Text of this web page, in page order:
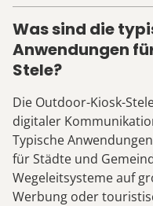
Was sind die
Anwendungen
Stele?
Die Outdoor-Kiosk-
digitaler
Typische
für Städte und
Wegeleitsysteme auf
Werbung oder